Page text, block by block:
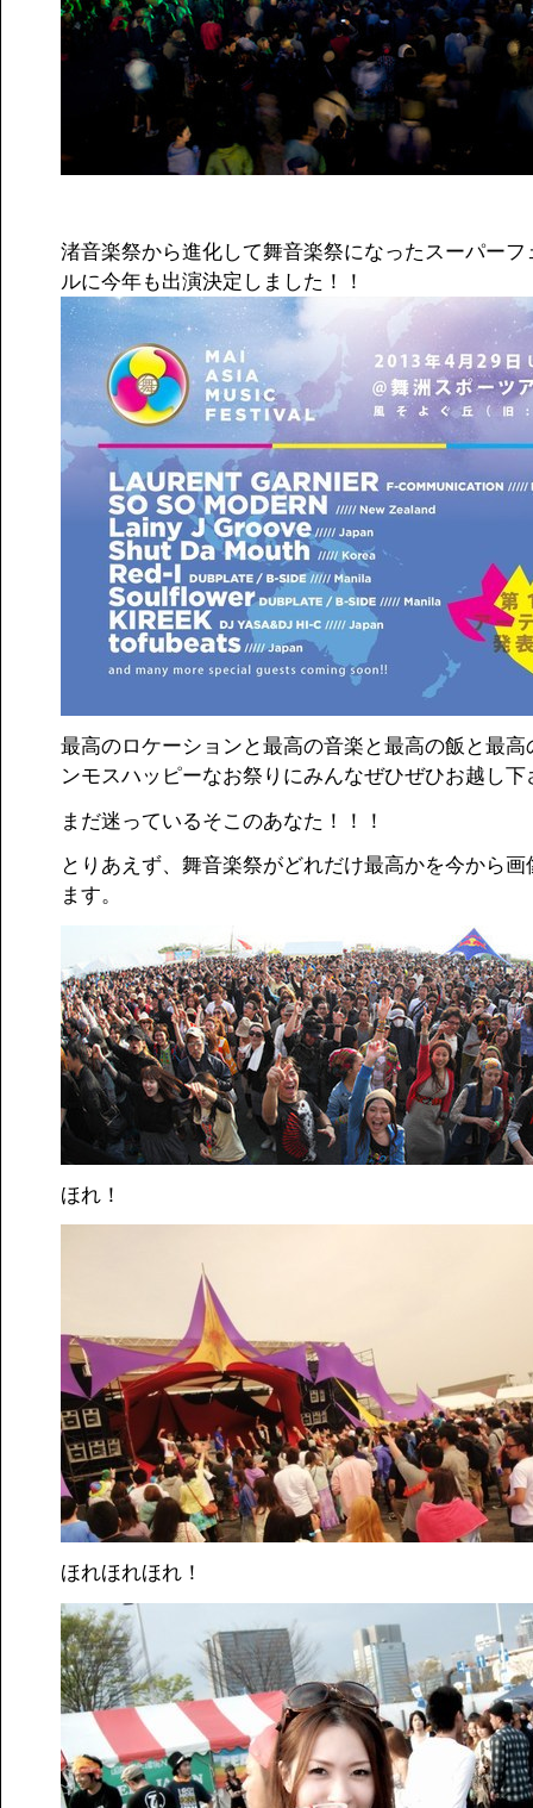
渚音楽祭から進化して舞音楽祭になったスーパーフ
ルに今年も出演決定しました！！
最高のロケーションと最高の音楽と最高の飯と最高
ンモスハッピーなお祭りにみんなぜひぜひお越し下
まだ迷っているそこのあなた！！！
とりあえず、舞音楽祭がどれだけ最高かを今から画
ます。
ほれ！
ほれほれほれ！